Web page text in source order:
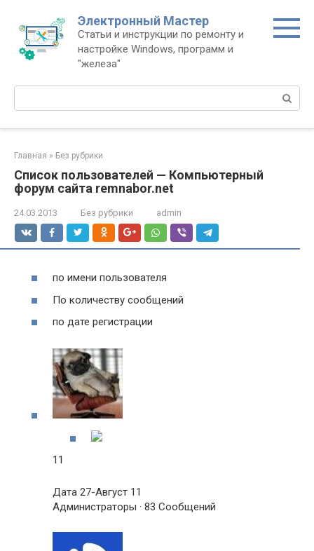
контенту
Электронный Мастер
Статьи и инструкции по ремонту и
настройке Windows, программ и
"железа"
Поиск:
Главная » Без рубрики
Список пользователей — Компьютерный
форум сайта remnabor.net
24.03.2013 Без рубрики admin
по имени пользователя
По количеству сообщений
по дате регистрации
11
Дата 27-Август 11
Администраторы · 83 Сообщений